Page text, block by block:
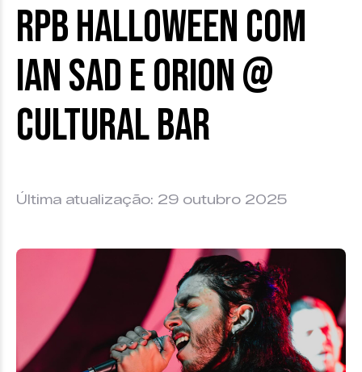
RPB Halloween com
Ian Sad e Orion @
Cultural Bar
Última atualização: 29 outubro 2025